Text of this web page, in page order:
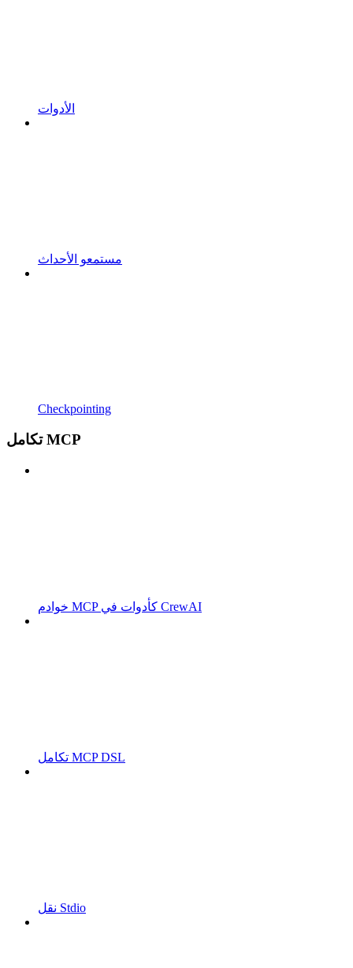
الأدوات
مستمعو الأحداث
Checkpointing
تكامل MCP
خوادم MCP كأدوات في CrewAI
تكامل MCP DSL
نقل Stdio